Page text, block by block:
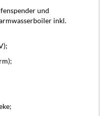
und
inkl.